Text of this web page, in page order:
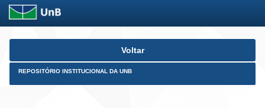
Skip
Voltar
REPOSITÓRIO INSTITUCIONAL DA UNB